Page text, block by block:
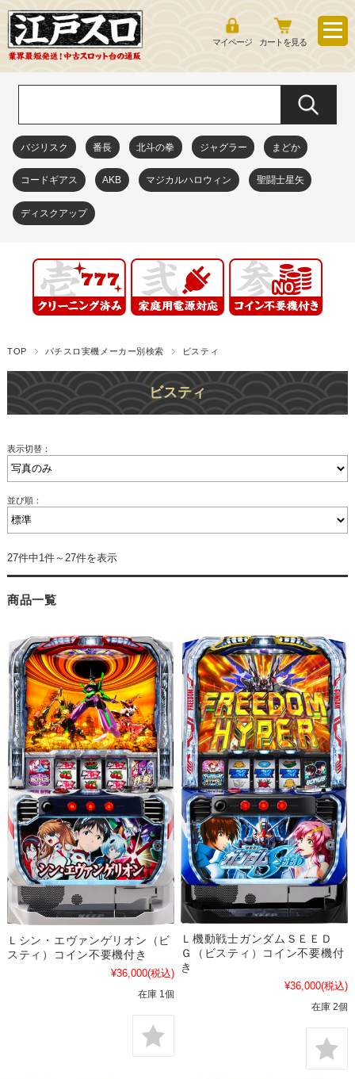
マイページ カートを見る
バジリスク 番長 北斗の拳 ジャグラー まどか
コードギアス AKB マジカルハロウィン 聖闘士星矢
ディスクアップ
TOP パチスロ実機メーカー別検索 ビスティ
ビスティ
表示切替：
並び順：
27件中1件～27件を表示
商品一覧
Ｌシン・エヴァンゲリオン（ビ
スティ）コイン不要機付き
¥36,000(税込)
在庫 1個
Ｌ機動戦士ガンダムＳＥＥＤ
Ｇ（ビスティ）コイン不要機付
き
¥36,000(税込)
在庫 2個